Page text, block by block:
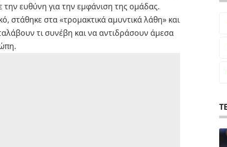
ευθύνη για την εμφάνιση της ομάδας.
στάθηκε στα «τρομακτικά αμυντικά λάθη» και
τι συνέβη και να αντιδράσουν άμεσα